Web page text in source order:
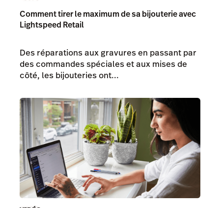
Comment tirer le maximum de sa bijouterie avec
Lightspeed Retail
Des réparations aux gravures en passant par
des commandes spéciales et aux mises de
côté, les bijouteries ont...